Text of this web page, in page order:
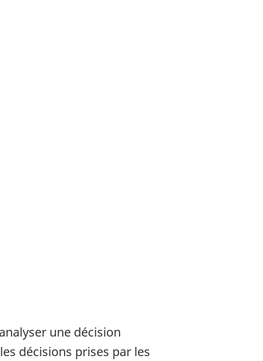
une décision
décisions prises par les